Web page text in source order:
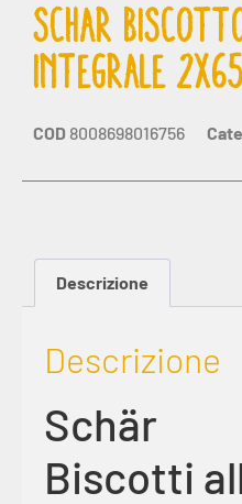
SCHAR
INTEGRALE
COD 8008698016756
Descrizione
Descrizione
Schär
Biscotti